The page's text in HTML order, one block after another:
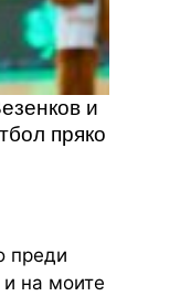
и
пряко
преди
и на моите